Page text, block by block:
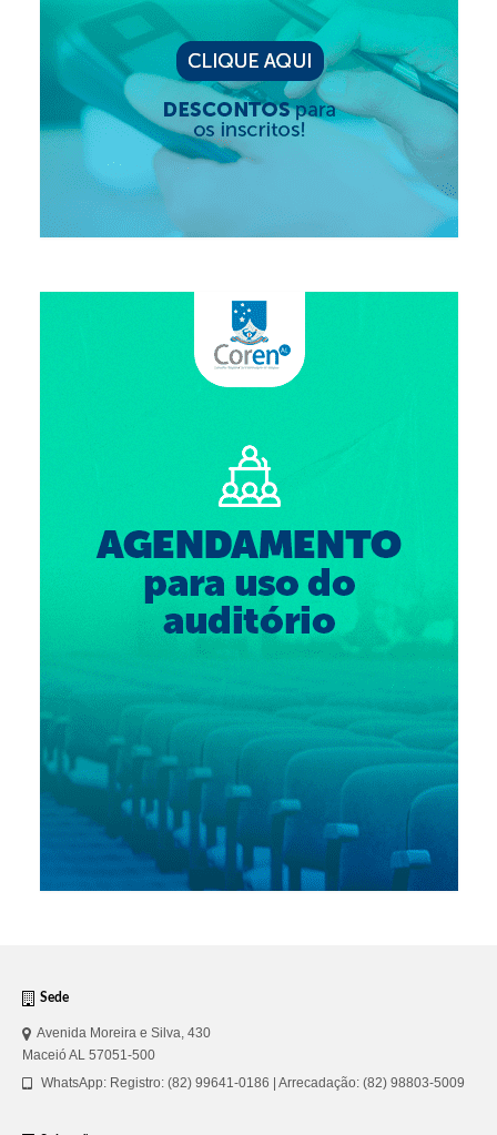
Contatos
Fale Conosco
NEP
Sede
Avenida Moreira e Silva, 430
Maceió AL 57051-500
WhatsApp: Registro: (82) 99641-0186 | Arrecadação: (82) 98803-5009